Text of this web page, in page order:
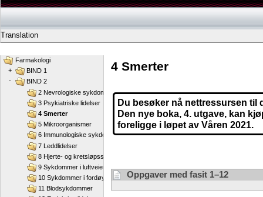
Translation
4 Smerter
Du besøker nå nettressursen til
Den nye boka, 4. utgave, kan
foreligge i løpet av Våren 2021.
Oppgaver med fasit 1–12
Farmakologi
+
BIND 1
-
BIND 2
2 Nevrologiske sykdommer
3 Psykiatriske lidelser
4 Smerter
5 Mikroorganismer
6 Immunologiske sykdommer og allergi
7 Leddlidelser
8 Hjerte- og kretsløpssykdommer
9 Sykdommer i luftveiene
10 Sykdommer i fordøyelsesorganene
11 Blodsykdommer